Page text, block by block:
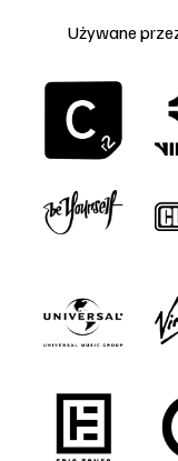
Używane